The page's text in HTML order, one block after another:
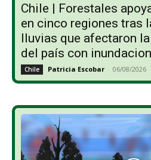
Chile | Forestales
en cinco regiones tras
lluvias que afectaron
del país con
Chile Patricia Escobar - 06/08/2026